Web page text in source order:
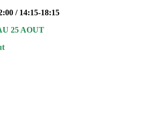
/ 14:15-18:15
25 AOUT